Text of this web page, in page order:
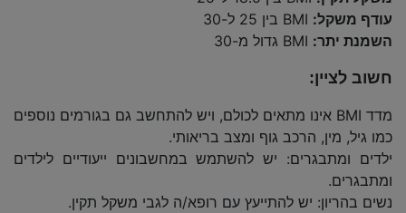
עודף משקל:
השמנת יתר:
חשוב לציין:
מדד BMI אינו מתאים לכולם, ויש להתחשב גם בגורמים נוספים
כמו גיל, מין, הרכב גוף ומצב בריאותי.
ילדים ומתבגרים: יש להשתמש במחשבונים ייעודיים לילדים
ומתבגרים.
נשים בהריון: יש להתייעץ עם רופא/ה לגבי משקל תקין.